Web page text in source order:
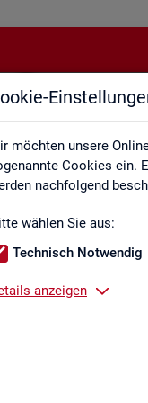
möchten unsere
Cookies ein.
nachfolgend
wählen Sie aus:
Technisch Notwendig
anzeigen
wer­den jähr­lich